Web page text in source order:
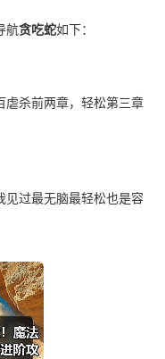
航贪吃蛇如下：
虐杀前两章，轻松第三章
见过最无脑最轻松也是容